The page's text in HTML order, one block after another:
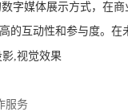
字媒体展示方式，在
的互动性和参与度。在
,视觉效果
服务